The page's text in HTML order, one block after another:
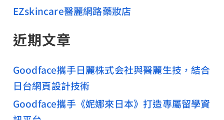
EZskincare醫麗網路藥妝店
近期文章
Goodface攜手日麗株式会社與醫麗生技，結合
日台網頁設計技術
Goodface攜手《妮娜來日本》打造專屬留學資